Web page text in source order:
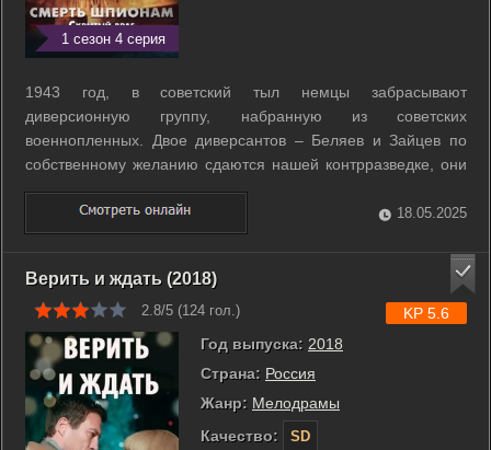
1 сезон 4 серия
1943 год, в советский тыл немцы забрасывают
диверсионную группу, набранную из советских
военнопленных. Двое диверсантов – Беляев и Зайцев по
собственному желанию сдаются нашей контрразведке, они
начинают сотрудничать с Александром Галимовым;
остальные - прячутся в лесах. Помимо своей работы
Галимов увлечен машинисткой СМЕРШа Любой Липинской,
18.05.2025
Верить и ждать (2018)
2.8/5 (124 гол.)
Год выпуска: 2018
Страна: Россия
Жанр: Мелодрамы
Качество:
SD
KP 5.6